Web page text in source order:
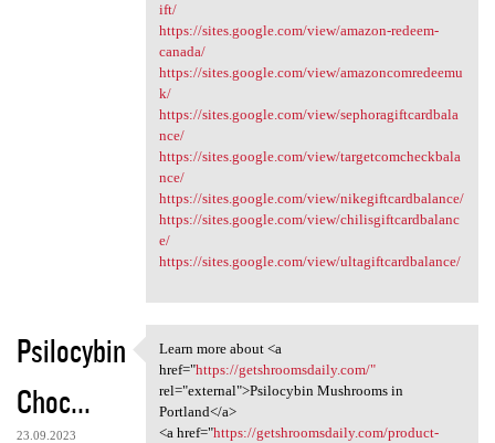
ift/
https://sites.google.com/view/amazon-redeem-
canada/
https://sites.google.com/view/amazoncomredeemu
k/
https://sites.google.com/view/sephoragiftcardbala
nce/
https://sites.google.com/view/targetcomcheckbala
nce/
https://sites.google.com/view/nikegiftcardbalance/
https://sites.google.com/view/chilisgiftcardbalanc
e/
https://sites.google.com/view/ultagiftcardbalance/
Psilocybin
Choc...
23.09.2023
Learn more about <a href=
Learn more about <a
href="https://getshroomsdaily.com/"
rel="external">Psilocybin Mushrooms in
Portland</a>
<a href="https://getshroomsdaily.com/product-